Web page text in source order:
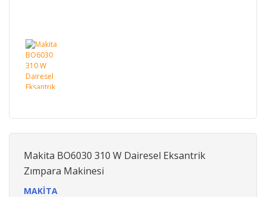
Makita BO6030 310 W Dairesel Eksantrik
Zımpara Makinesi
MAKİTA